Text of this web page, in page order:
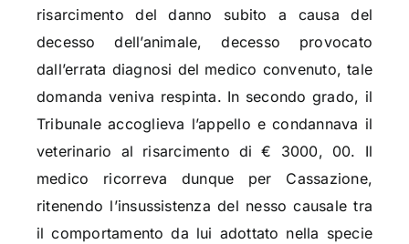
risarcimento del danno subito a causa del
decesso dell’animale, decesso provocato
dall’errata diagnosi del medico convenuto, tale
domanda veniva respinta. In secondo grado, il
Tribunale accoglieva l’appello e condannava il
veterinario al risarcimento di € 3000, 00. Il
medico ricorreva dunque per Cassazione,
ritenendo l’insussistenza del nesso causale tra
il comportamento da lui adottato nella specie